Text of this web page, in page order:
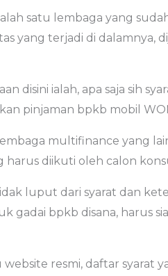
satu lembaga yang
yang terjadi di dalamnya,
disini ialah, apa saja sih
pinjaman bpkb mobil
multifinance yang
harus diikuti oleh calon
luput dari syarat dan
gadai bpkb disana, harus
website resmi, daftar syarat